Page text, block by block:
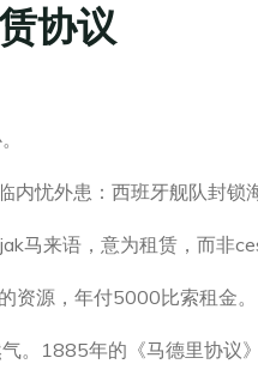
协议
忧外患：西班牙舰队封锁
马来语，意为租赁，而非
资源，年付5000比索租金。
。1885年的《马德里协议